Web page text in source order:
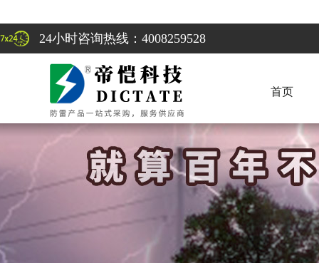
24小时咨询热线：4008259528
首页